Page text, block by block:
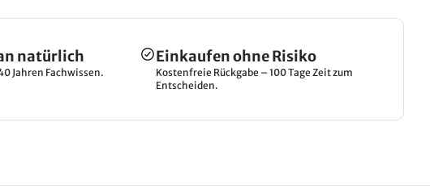
natürlich
Jahren Fachwissen.
Einkaufen ohne Risiko
Kostenfreie Rückgabe – 100 Tage Zeit zum
Entscheiden.